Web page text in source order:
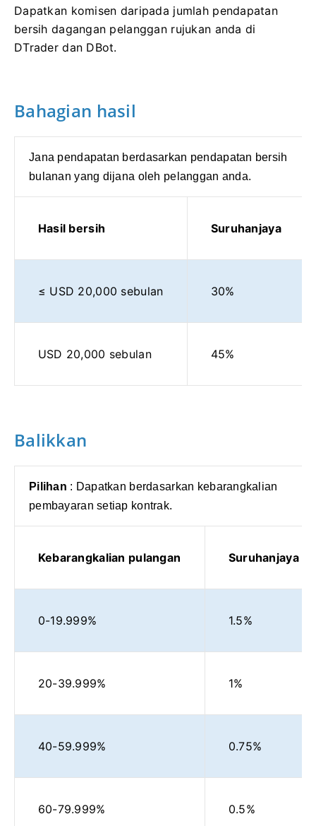
Dapatkan komisen daripada jumlah pendapatan
bersih dagangan pelanggan rujukan anda di
DTrader dan DBot.
Bahagian hasil
Jana pendapatan berdasarkan pendapatan bersih
bulanan yang dijana oleh pelanggan anda.
Hasil bersih Suruhanjaya
≤ USD 20,000 sebulan 30%
USD 20,000 sebulan 45%
Balikkan
Pilihan : Dapatkan berdasarkan kebarangkalian
pembayaran setiap kontrak.
Kebarangkalian pulangan Suruhanjaya
0-19.999% 1.5%
20-39.999% 1%
40-59.999% 0.75%
60-79.999% 0.5%